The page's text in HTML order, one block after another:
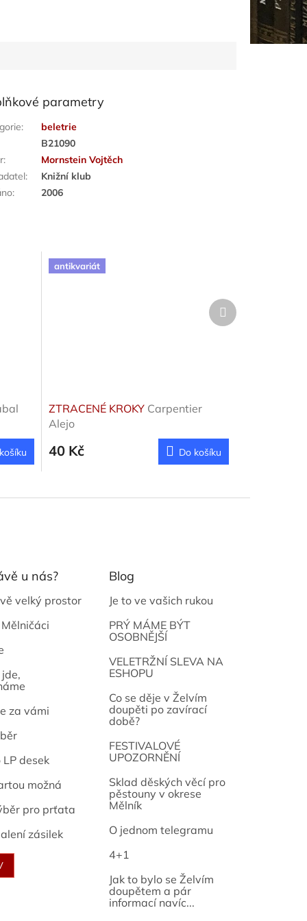
parametry
:
beletrie
B21090
:
Mornstein Vojtěch
:
Knižní klub
: 2006
antikvariát
ZTRACENÉ KROKY Carpentier
Alejo
40 Kč Do košíku
Další
produkt
u nás?
velký prostor
za vámi
desek
možná
pro prťata
zásilek
Blog
Je to ve vašich rukou
PRÝ MÁME BÝT
OSOBNĚJŠÍ
VELETRŽNÍ SLEVA NA
ESHOPU
Co se děje v Želvím
doupěti po zavírací
době?
FESTIVALOVÉ
UPOZORNĚNÍ
Sklad děských věcí pro
pěstouny v okrese
Mělník
O jednom telegramu
4+1
Jak to bylo se Želvím
doupětem a pár
informací navíc...